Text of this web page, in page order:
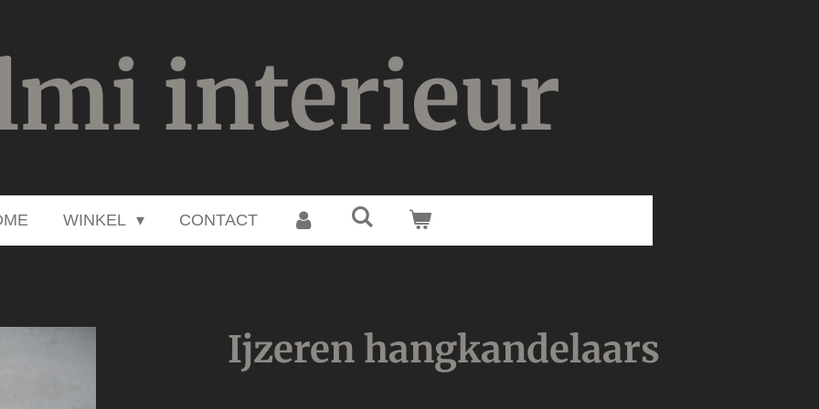
interieur
WINKEL CONTACT
Ijzeren hangkandelaars